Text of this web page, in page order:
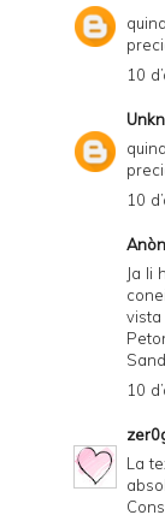
10
10
Ja li
vista
10
La